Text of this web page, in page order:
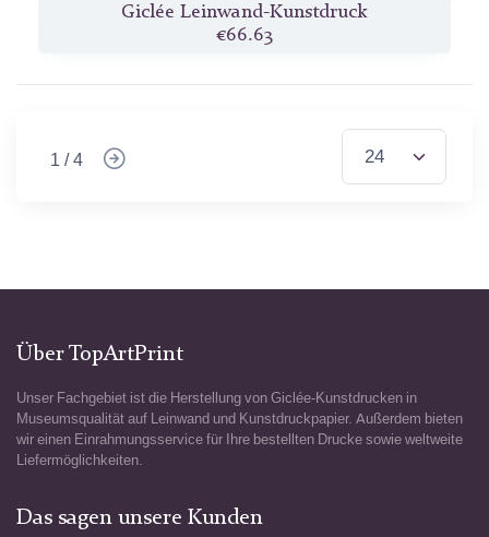
Giclée Leinwand-Kunstdruck
€66.63
1 / 4
Über TopArtPrint
Unser Fachgebiet ist die Herstellung von Giclée-Kunstdrucken in
Museumsqualität auf Leinwand und Kunstdruckpapier. Außerdem bieten
wir einen Einrahmungsservice für Ihre bestellten Drucke sowie weltweite
Liefermöglichkeiten.
Das sagen unsere Kunden